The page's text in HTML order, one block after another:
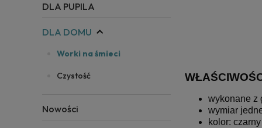
DLA PUPILA
DLA DOMU
Worki na śmieci
Czystość
Nowości
wykonane z
wymiar
kolor: czarny